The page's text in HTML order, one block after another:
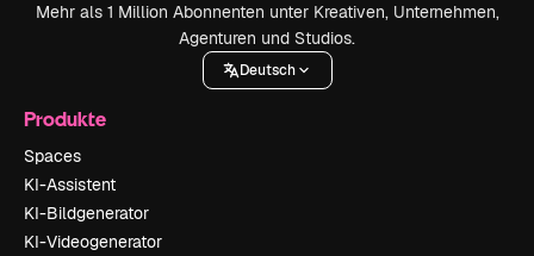
Mehr als 1 Million Abonnenten unter Kreativen, Unternehmen,
Agenturen und Studios.
Deutsch
Produkte
Spaces
KI-Assistent
KI-Bildgenerator
KI-Videogenerator